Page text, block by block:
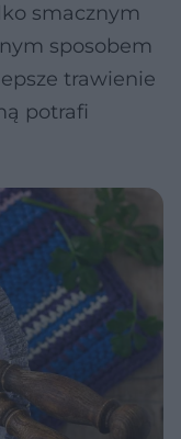
smacznym
sposobem
trawienie
potrafi